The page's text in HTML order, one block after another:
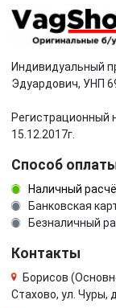
Индивидуальный
Эдуардович, УНП
Регистрационный
15.12.2017г.
Способ
Наличный
Банковская
Безналичный
Контакты
Борисов
Стахово, ул. Чуры,